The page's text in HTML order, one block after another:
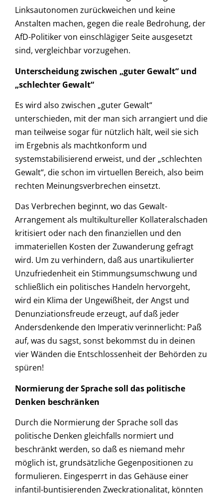
Linksautonomen zurückweichen und keine
Anstalten machen, gegen die reale Bedrohung, der
AfD-Politiker von einschlägiger Seite ausgesetzt
sind, vergleichbar vorzugehen.
Unterscheidung zwischen „guter Gewalt“ und
„schlechter Gewalt“
Es wird also zwischen „guter Gewalt“
unterschieden, mit der man sich arrangiert und die
man teilweise sogar für nützlich hält, weil sie sich
im Ergebnis als machtkonform und
systemstabilisierend erweist, und der „schlechten
Gewalt“, die schon im virtuellen Bereich, also beim
rechten Meinungsverbrechen einsetzt.
Das Verbrechen beginnt, wo das Gewalt-
Arrangement als multikultureller Kollateralschaden
kritisiert oder nach den finanziellen und den
immateriellen Kosten der Zuwanderung gefragt
wird. Um zu verhindern, daß aus unartikulierter
Unzufriedenheit ein Stimmungsumschwung und
schließlich ein politisches Handeln hervorgeht,
wird ein Klima der Ungewißheit, der Angst und
Denunziationsfreude erzeugt, auf daß jeder
Andersdenkende den Imperativ verinnerlicht: Paß
auf, was du sagst, sonst bekommst du in deinen
vier Wänden die Entschlossenheit der Behörden zu
spüren!
Normierung der Sprache soll das politische
Denken beschränken
Durch die Normierung der Sprache soll das
politische Denken gleichfalls normiert und
beschränkt werden, so daß es niemand mehr
möglich ist, grundsätzliche Gegenpositionen zu
formulieren. Eingesperrt in das Gehäuse einer
infantil-buntisierenden Zweckrationalitat, könnten